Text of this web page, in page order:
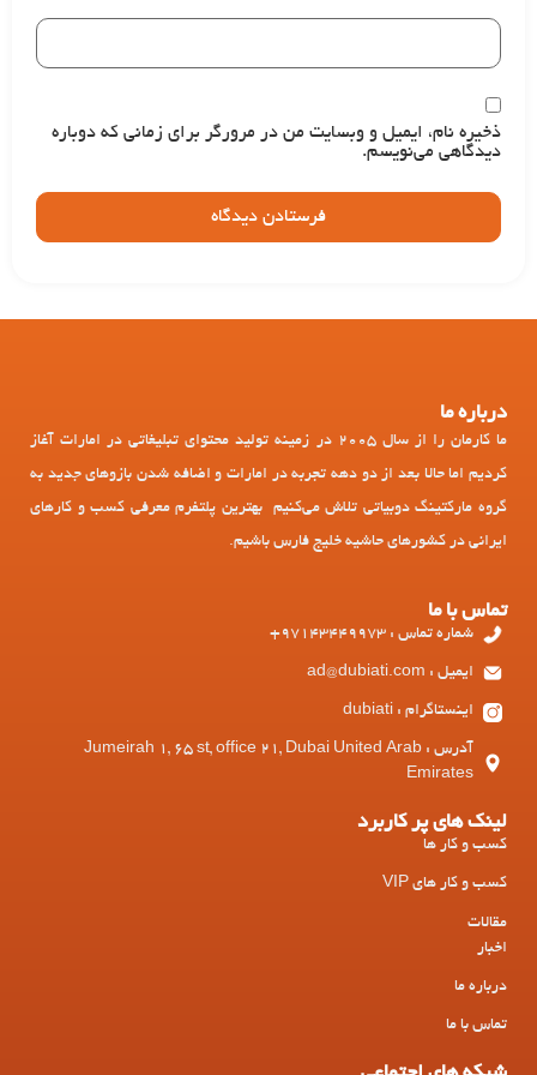
ذخیره نام، ایمیل و وبسایت من در مرورگر برای زمانی که دوباره
دیدگاهی می‌نویسم.
درباره ما
ما کارمان را از سال 2005 در زمینه تولید محتوای تبلیغاتی در امارات آغاز
کردیم اما حالا بعد از دو دهه تجربه در امارات و اضافه شدن بازوهای جدید به
گروه مارکتینگ دوبیاتی تلاش می‌کنیم بهترین پلتفرم معرفی کسب و کارهای
ایرانی در کشورهای حاشیه خلیج فارس باشیم.
تماس با ما
شماره تماس : 97143449973+
ایمیل : ad@dubiati.com
اینستاگرام : dubiati
آدرس : Jumeirah 1, 65 st, office 21, Dubai United Arab
Emirates
لینک های پر کاربرد
کسب و کار ها
کسب و کار های VIP
مقالات
اخبار
درباره ما
تماس با ما